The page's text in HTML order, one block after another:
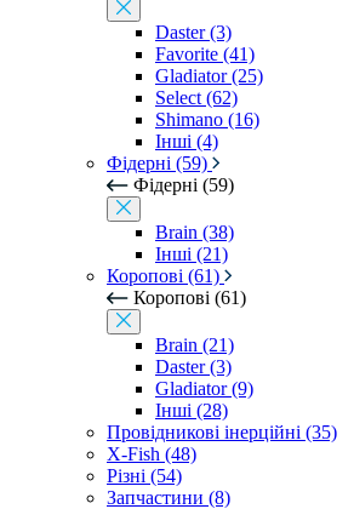
Daster (3)
Favorite (41)
Gladiator (25)
Select (62)
Shimano (16)
Інші (4)
Фідерні (59)
Фідерні (59)
Brain (38)
Інші (21)
Коропові (61)
Коропові (61)
Brain (21)
Daster (3)
Gladiator (9)
Інші (28)
Провідникові інерційні (35)
X-Fish (48)
Різні (54)
Запчастини (8)